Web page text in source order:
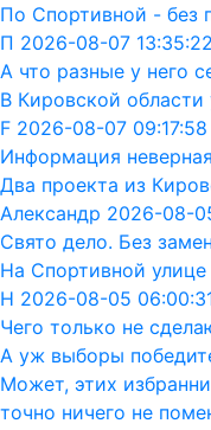
По Спортивной - без
П 2026-08-07 13:35:22
А что разные у него
В Кировской области
F 2026-08-07 09:17:58
Информация неверная
Два проекта из
Александр 2026-08-
Свято дело. Без
На Спортивной
Н 2026-08-05
Чего только не
А уж выборы
Может, этих
точно ничего не